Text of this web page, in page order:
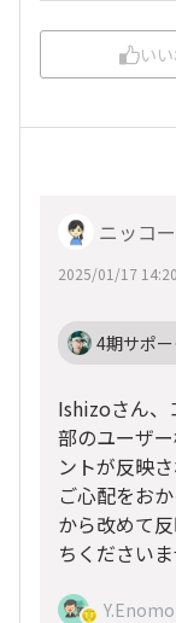
い
ニッコ
2025/01/17 14:20
4期サポ
Ishizoさん、
部のユーザ
ントが反映
ご心配をお
から改めて
ちくださいま